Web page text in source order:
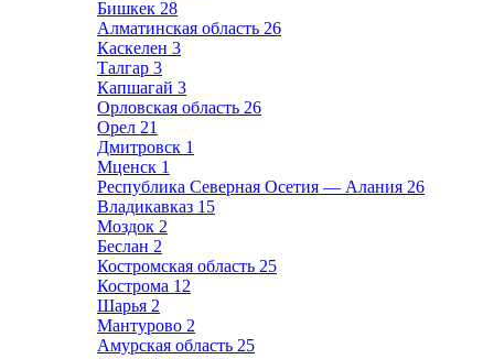
Бишкек 28
Алматинская область 26
Каскелен 3
Талгар 3
Капшагай 3
Орловская область 26
Орел 21
Дмитровск 1
Мценск 1
Республика Северная Осетия — Алания 26
Владикавказ 15
Моздок 2
Беслан 2
Костромская область 25
Кострома 12
Шарья 2
Мантурово 2
Амурская область 25